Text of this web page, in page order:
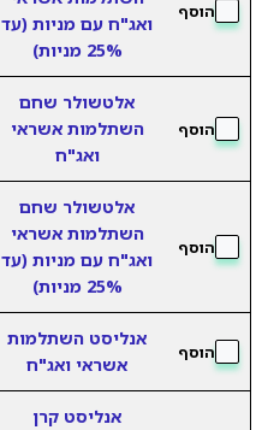
הוסף
ואג"ח עם מניות (עד
25% מניות)
הוסף
אלטשולר שחם
השתלמות אשראי
ואג"ח
הוסף
אלטשולר שחם
השתלמות אשראי
ואג"ח עם מניות (עד
25% מניות)
הוסף
אנליסט השתלמות
אשראי ואג"ח
אנליסט קרן